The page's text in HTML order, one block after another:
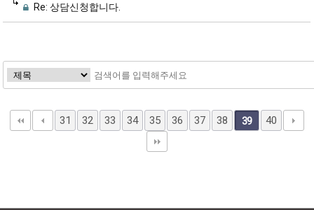
Re: 상담신청합니다.
31 32 33 34 35 36 37 38 39 40